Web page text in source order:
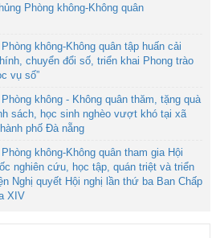
Phòng không-Không quân
không-Không quân tập huấn cải
chuyển đổi số, triển khai Phong trào
vụ số”
không - Không quân thăm, tặng quà
sách, học sinh nghèo vượt khó tại xã
phố Đà nẵng
không-Không quân tham gia Hội
nghiên cứu, học tập, quán triệt và triển
Nghị quyết Hội nghị lần thứ ba Ban Chấp
XIV